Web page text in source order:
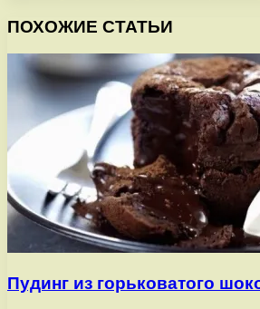
ПОХОЖИЕ СТАТЬИ
Пудинг из горьковатого